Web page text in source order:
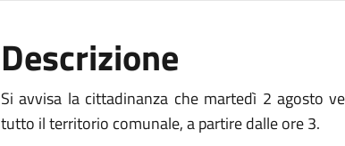
Descrizione
Si avvisa la cittadinanza che martedì 2 agosto
tutto il territorio comunale, a partire dalle ore 3.